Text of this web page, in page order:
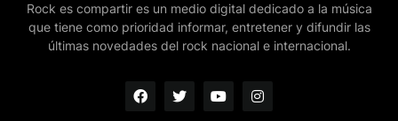
Rock es compartir es un medio digital dedicado a la música
que tiene como prioridad informar, entretener y difundir las
últimas novedades del rock nacional e internacional.